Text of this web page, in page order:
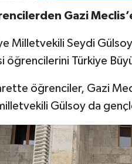
Gazi
Milletvekili Seydi
öğrencilerini Türkiye
öğrenciler, Gazi
Gülsoy da